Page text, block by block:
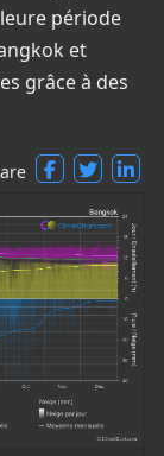
période
et
grâce à des